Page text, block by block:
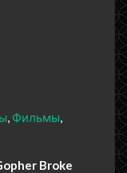
Фильмы
Broke